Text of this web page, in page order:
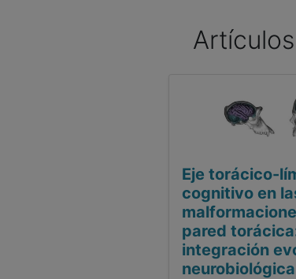
Eje torácico-
cognitivo en
pared
integración